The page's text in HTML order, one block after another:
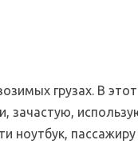
грузах. В
зачастую,
ноутбук,